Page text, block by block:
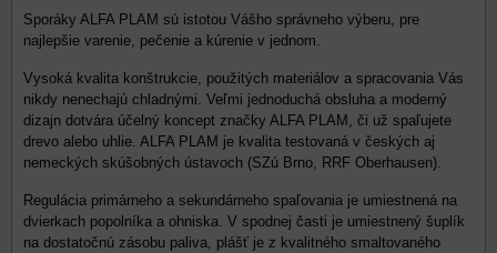
Sporáky ALFA PLAM sú istotou Vášho správneho výberu, pre
najlepšie varenie, pečenie a kúrenie v jednom.
Vysoká kvalita konštrukcie, použitých materiálov a spracovania Vás
nikdy nenechajú chladnými. Veľmi jednoduchá obsluha a moderný
dizajn dotvára účelný koncept značky ALFA PLAM, či už spaľujete
drevo alebo uhlie. ALFA PLAM je kvalita testovaná v českých aj
nemeckých skúšobných ústavoch (SZú Brno, RRF Oberhausen).
Regulácia primárneho a sekundárneho spaľovania je umiestnená na
dvierkach popolníka a ohniska. V spodnej časti je umiestnený šuplík
na dostatočnú zásobu paliva, plášť je z kvalitného smaltovaného